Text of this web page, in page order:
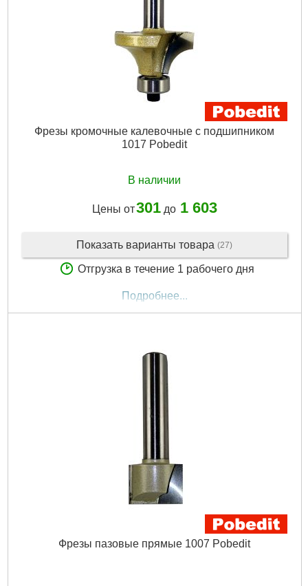
Фрезы кромочные калевочные с подшипником
1017 Pobedit
В наличии
Цены от301до 1 603
Показать варианты товара (27)
Отгрузка в течение 1 рабочего дня
Подробнее...
Фрезы пазовые прямые 1007 Pobedit